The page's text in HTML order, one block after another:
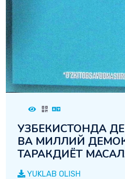
УЗБЕКИСТОНДА
ВА МИЛЛИЙ
ТАРАКДИЁТ
YUKLAB OLISH